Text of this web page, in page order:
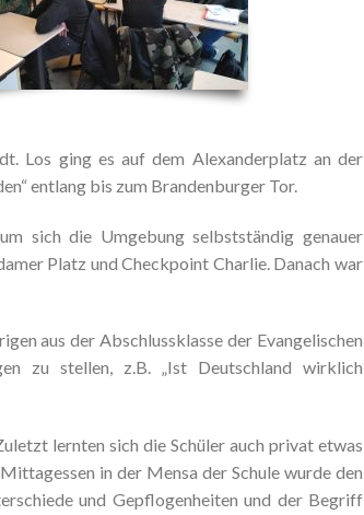
Los ging es auf dem Alexanderplatz an der
entlang bis zum Brandenburger Tor.
sich die Umgebung selbstständig genauer
Platz und Checkpoint Charlie. Danach war
aus der Abschlussklasse der Evangelischen
zu stellen, z.B. „Ist Deutschland wirklich
lernten sich die Schüler auch privat etwas
in der Mensa der Schule wurde den
und Gepflogenheiten und der Begriff